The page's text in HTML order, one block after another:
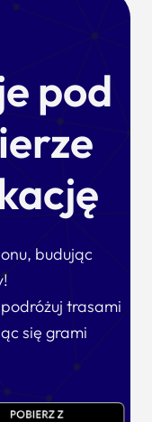
pod
budując
trasami
się grami